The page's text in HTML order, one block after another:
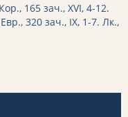
165 зач., XVI, 4-12.
Евр., 320 зач., IX, 1-7. Лк.,